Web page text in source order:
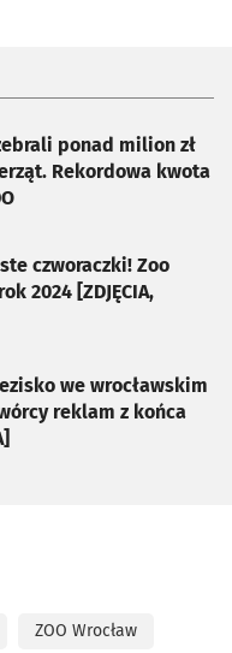
ponad milion zł
Rekordowa kwota
czworaczki! Zoo
2024 [ZDJĘCIA,
we wrocławskim
reklam z końca
ZOO Wrocław